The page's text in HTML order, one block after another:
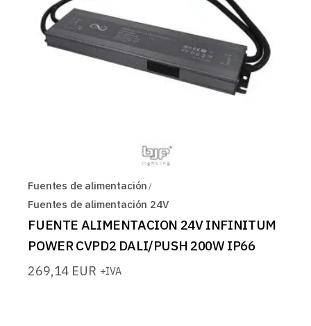
Fuentes de alimentación
Fuentes de alimentación 24V
FUENTE ALIMENTACION 24V INFINITUM
POWER CVPD2 DALI/PUSH 200W IP66
269,14 EUR +IVA